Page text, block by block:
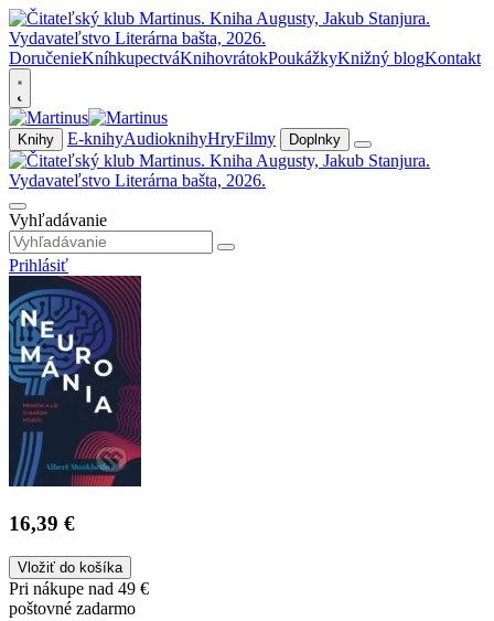
DoručenieKníhkupectváKnihovrátokPoukážkyKnižný blogKontakt
Knihy E-knihyAudioknihyHryFilmy Doplnky
Vyhľadávanie
Prihlásiť
16,39 €
Vložiť do košíka
Pri nákupe nad 49 €
poštovné zadarmo